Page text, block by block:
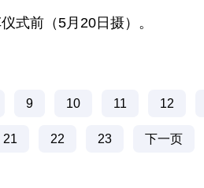
式前（5月20日摄）。
9 10 11 12
21 22 23 下一页